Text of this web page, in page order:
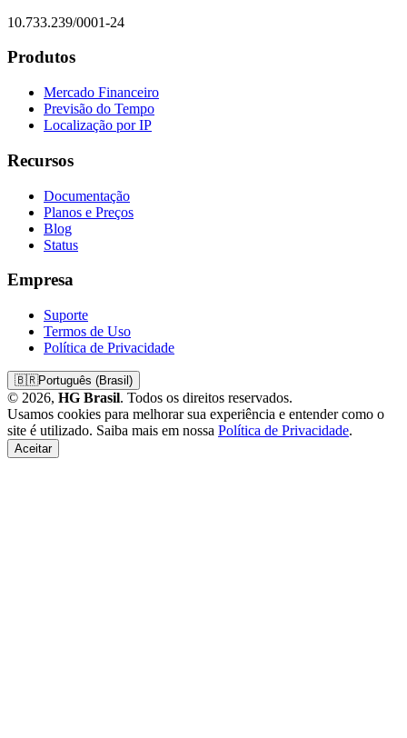
10.733.239/0001-24
Produtos
Mercado Financeiro
Previsão do Tempo
Localização por IP
Recursos
Documentação
Planos e Preços
Blog
Status
Empresa
Suporte
Termos de Uso
Política de Privacidade
🇧🇷Português (Brasil)
© 2026, HG Brasil. Todos os direitos reservados.
Usamos cookies para melhorar sua experiência e entender como o
site é utilizado. Saiba mais em nossa Política de Privacidade.
Aceitar